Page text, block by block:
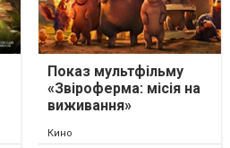
Показ мультфільму
«Звіроферма: місія на
виживання»
Кино